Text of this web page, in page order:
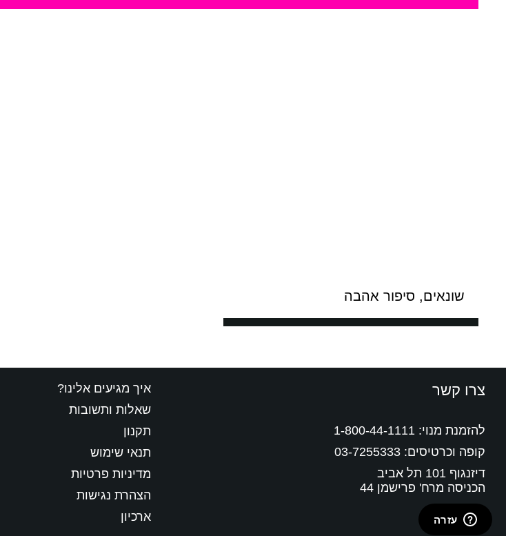
שונאים, סיפור אהבה
צרו קשר
להזמנת מנוי: 1-800-44-1111
קופה וכרטיסים: 03-7255333
דיזנגוף 101 תל אביב
הכניסה מרח' פרישמן 44
איך מגיעים אלינו?
שאלות ותשובות
תקנון
תנאי שימוש
מדיניות פרטיות
הצהרת נגישות
ארכיון